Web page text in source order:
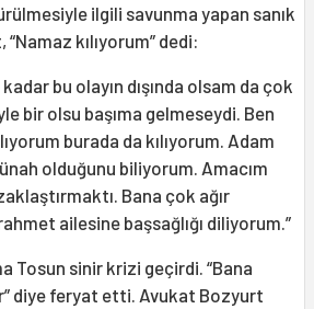
ilgili savunma yapan sanık
kılıyorum” dedi:
bu olayın dışında olsam da çok
bir olsu başıma gelmeseydi. Ben
burada da kılıyorum. Adam
olduğunu biliyorum. Amacım
Bana çok ağır
ailesine başsağlığı diliyorum.”
Tosun sinir krizi geçirdi. “Bana
diye feryat etti. Avukat Bozyurt